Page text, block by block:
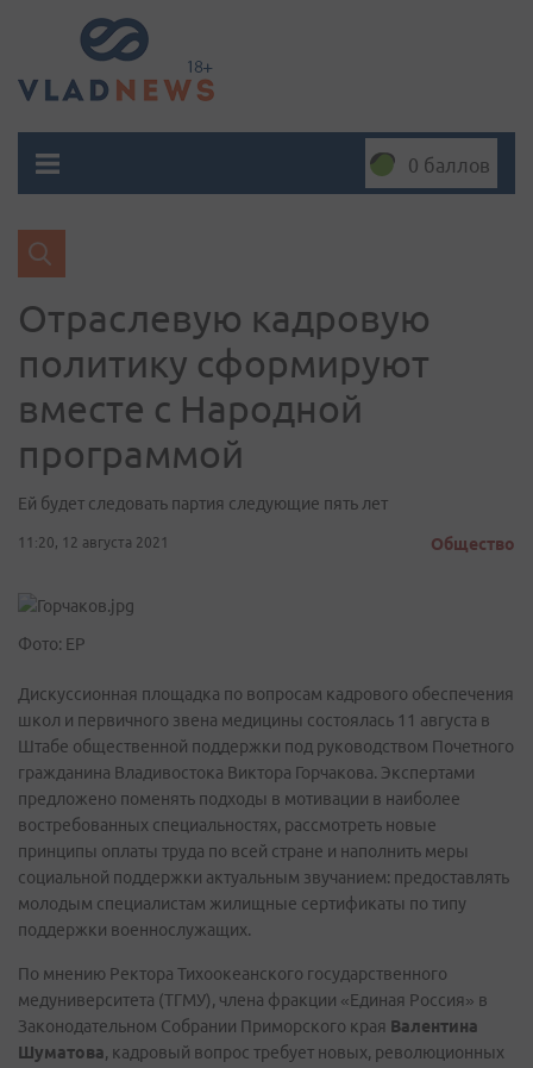
0 баллов
Отраслевую кадровую
политику сформируют
вместе с Народной
программой
Ей будет следовать партия следующие пять лет
11:20, 12 августа 2021 Общество
Фото: ЕР
Дискуссионная площадка по вопросам кадрового обеспечения
школ и первичного звена медицины состоялась 11 августа в
Штабе общественной поддержки под руководством Почетного
гражданина Владивостока Виктора Горчакова. Экспертами
предложено поменять подходы в мотивации в наиболее
востребованных специальностях, рассмотреть новые
принципы оплаты труда по всей стране и наполнить меры
социальной поддержки актуальным звучанием: предоставлять
молодым специалистам жилищные сертификаты по типу
поддержки военнослужащих.
По мнению Ректора Тихоокеанского государственного
медуниверситета (ТГМУ), члена фракции «Единая Россия» в
Законодательном Собрании Приморского края Валентина
Шуматова, кадровый вопрос требует новых, революционных